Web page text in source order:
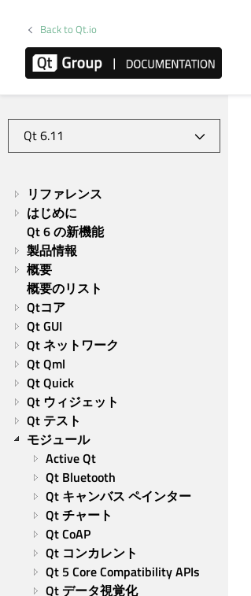
Back to Qt.io
リファレンス
はじめに
Qt 6 の新機能
製品情報
概要
概要のリスト
Qtコア
Qt GUI
Qt ネットワーク
Qt Qml
Qt Quick
Qt ウィジェット
Qt テスト
モジュール
Active Qt
Qt Bluetooth
Qt キャンバス ペインター
Qt チャート
Qt CoAP
Qt コンカレント
Qt 5 Core Compatibility APIs
Qt データ視覚化